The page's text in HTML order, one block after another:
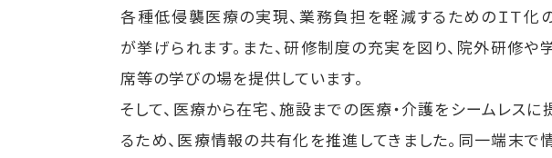
各種低侵襲医療の実現、業務負担を軽減するためのＩＴ化
が挙げられます。また、研修制度の充実を図り、院外研修や
席等の学びの場を提供しています。
そして、医療から在宅、施設までの医療・介護をシームレスに
るため、医療情報の共有化を推進してきました。同一端末で